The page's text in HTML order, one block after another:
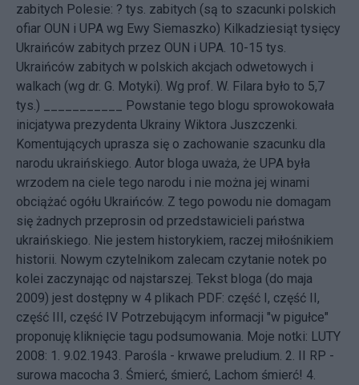
zabitych Polesie: ? tys. zabitych (są to szacunki polskich
ofiar OUN i UPA wg Ewy Siemaszko) Kilkadziesiąt tysięcy
Ukraińców zabitych przez OUN i UPA. 10-15 tys.
Ukraińców zabitych w polskich akcjach odwetowych i
walkach (wg dr. G. Motyki). Wg prof. W. Filara było to 5,7
tys.) ___________ Powstanie tego blogu sprowokowała
inicjatywa prezydenta Ukrainy Wiktora Juszczenki.
Komentujących uprasza się o zachowanie szacunku dla
narodu ukraińskiego. Autor bloga uważa, że UPA była
wrzodem na ciele tego narodu i nie można jej winami
obciążać ogółu Ukraińców. Z tego powodu nie domagam
się żadnych przeprosin od przedstawicieli państwa
ukraińskiego. Nie jestem historykiem, raczej miłośnikiem
historii. Nowym czytelnikom zalecam czytanie notek po
kolei zaczynając od najstarszej. Tekst bloga (do maja
2009) jest dostępny w 4 plikach PDF: część I, część II,
część III, część IV Potrzebującym informacji "w pigułce"
proponuję kliknięcie tagu podsumowania . Moje notki: LUTY
2008: 1. 9.02.1943. Parośla - krwawe preludium. 2. II RP -
surowa macocha 3. Śmierć, śmierć, Lachom śmierć! 4.